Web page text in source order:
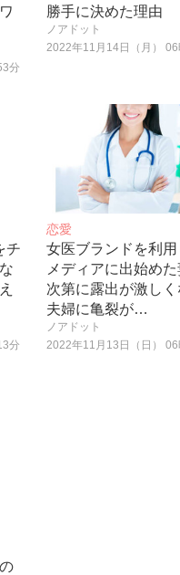
分
勝手に決めた理由
ノアドット
2022年11月14日（月） 06
チ
分
恋愛
女医ブランドを利用
メディアに出始めた
次第に露出が激しく
夫婦に亀裂が…
ノアドット
2022年11月13日（日） 06